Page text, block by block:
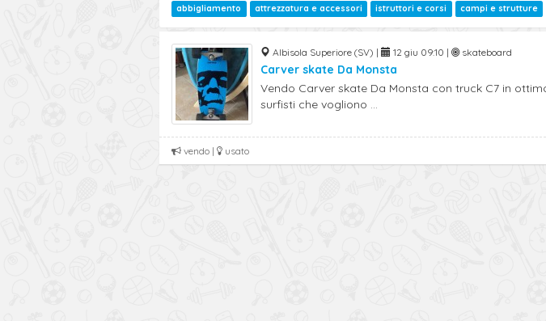
abbigliamento attrezzatura e accessori istruttori e corsi campi e strutture
Albisola Superiore (SV) | 12 giu 09:10 | skateboard
Carver skate Da Monsta
Vendo Carver skate Da Monsta con truck C7 in
surfisti che vogliono ...
vendo | usato